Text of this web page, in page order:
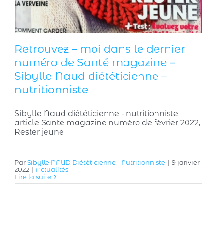
Retrouvez – moi dans le dernier
numéro de Santé magazine –
Sibylle Naud diététicienne –
nutritionniste
Sibylle Naud diététicienne - nutritionniste
article Santé magazine numéro de février 2022,
Rester jeune
ParSibylle NAUD Diététicienne - Nutritionniste | 9 janvier
2022 | Actualités
Lire la suite